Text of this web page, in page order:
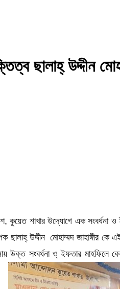
ছালাহ্ উদ্দীন
কুয়েত শাখার উদ্যোগে এক
উদ্দীন মোহাম্মদ জাহাঙ্গীর কে
উক্ত সংবর্ধনা ও্ ইফতার